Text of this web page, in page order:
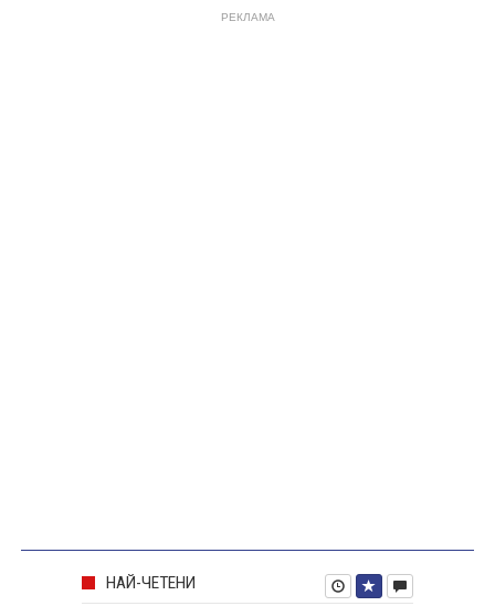
РЕКЛАМА
НАЙ-ЧЕТЕНИ